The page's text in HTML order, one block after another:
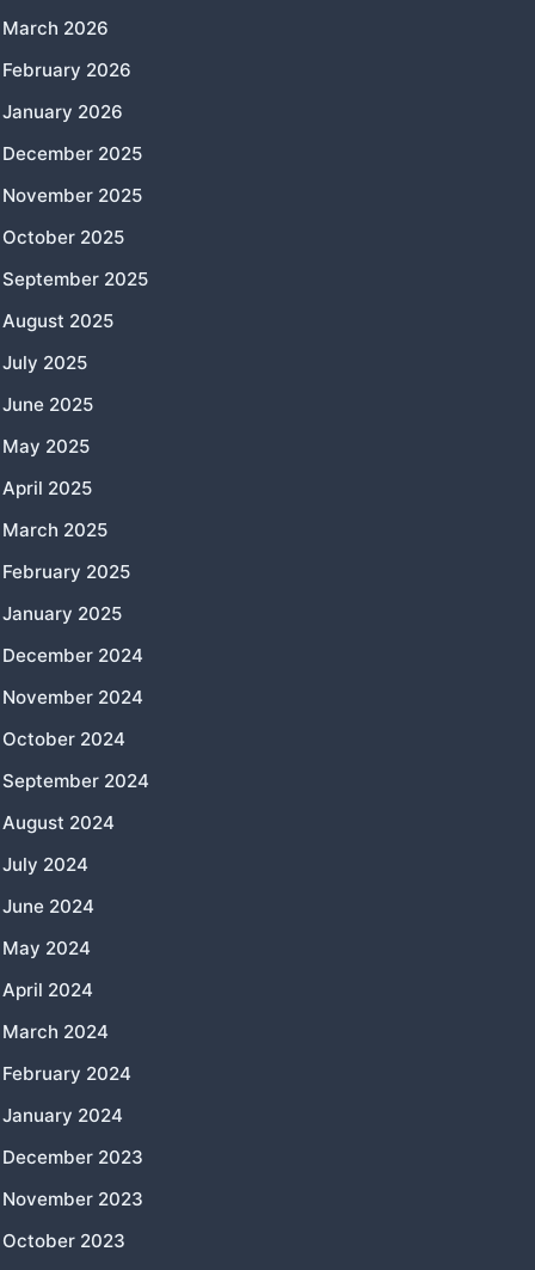
March 2026
February 2026
January 2026
December 2025
November 2025
October 2025
September 2025
August 2025
July 2025
June 2025
May 2025
April 2025
March 2025
February 2025
January 2025
December 2024
November 2024
October 2024
September 2024
August 2024
July 2024
June 2024
May 2024
April 2024
March 2024
February 2024
January 2024
December 2023
November 2023
October 2023